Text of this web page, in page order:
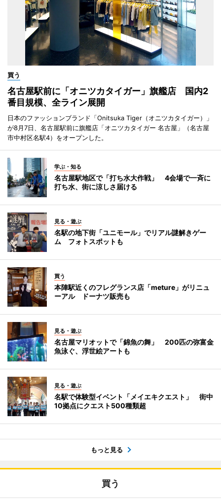
買う
名古屋駅前に「オニツカタイガー」旗艦店 国内2
番目規模、全ライン展開
日本のファッションブランド「Onitsuka Tiger（オニツカタイガー）」
が8月7日、名古屋駅前に旗艦店「オニツカタイガー 名古屋」（名古屋
市中村区名駅4）をオープンした。
学ぶ・知る
名古屋駅地区で「打ち水大作戦」 4会場で一斉に
打ち水、街に涼しさ届ける
見る・遊ぶ
名駅の地下街「ユニモール」でリアル謎解きゲー
ム フォトスポットも
買う
本陣駅近くのフレグランス店「meture」がリニュ
ーアル ドーナツ販売も
見る・遊ぶ
名古屋マリオットで「錦魚の舞」 200匹の弥富金
魚泳ぐ、浮世絵アートも
見る・遊ぶ
名駅で体験型イベント「メイエキクエスト」 街中
10拠点にクエスト500種類超
もっと見る
買う